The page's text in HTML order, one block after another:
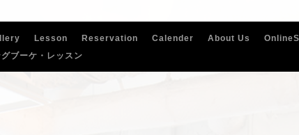
Lesson Reservation Calender About Us
ブーケ・レッスン